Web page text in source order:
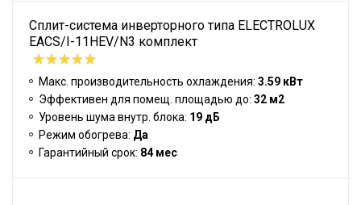
Сплит-система инверторного типа ELECTROLUX
EACS/I-11HEV/N3 комплект
Макс. производительность охлаждения: 3.59 кВт
Эффективен для помещ. площадью до: 32 м2
Уровень шума внутр. блока: 19 дБ
Режим обогрева: Да
Гарантийный срок: 84 мес